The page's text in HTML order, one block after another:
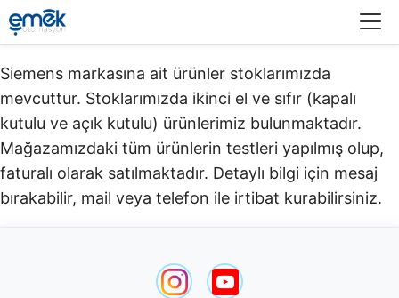
Siemens markasına ait ürünler stoklarımızda
mevcuttur. Stoklarımızda ikinci el ve sıfır (kapalı
kutulu ve açık kutulu) ürünlerimiz bulunmaktadır.​
Mağazamızdaki tüm ürünlerin testleri yapılmış olup,
faturalı olarak satılmaktadır. Detaylı bilgi için mesaj
bırakabilir, mail veya telefon ile irtibat kurabilirsiniz.